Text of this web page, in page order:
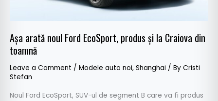
Așa arată noul Ford EcoSport, produs și la Craiova din
toamnă
Leave a Comment / Modele auto noi, Shanghai / By Cristi
Stefan
Noul Ford EcoSport, SUV-ul de segment B care va fi produs